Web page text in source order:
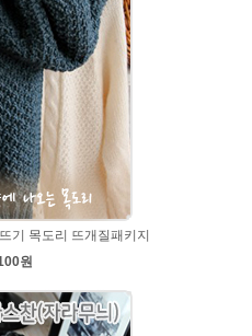
기 목도리 뜨개질패키지
원